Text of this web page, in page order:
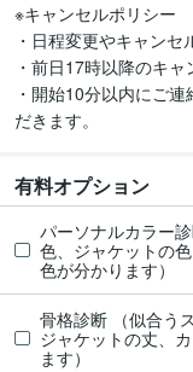
※キャンセルポリシー
・日程変更やキャンセ
・前日17時以降のキャ
・開始10分以内にご
だきます。
有料オプション
パーソナルカラー
色、ジャケットの
色が分かります）
骨格診断 （似合う
ジャケットの丈、
ます）